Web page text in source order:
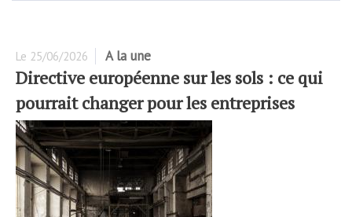
Le 25/06/2026 A la une
Directive européenne sur les sols : ce qui
pourrait changer pour les entreprises